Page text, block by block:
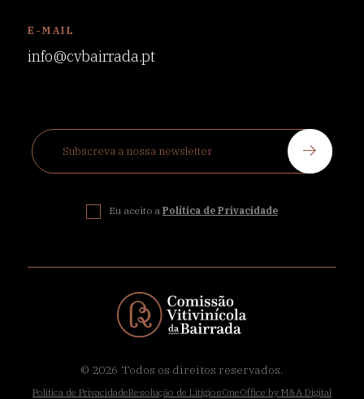
E-MAIL
info@cvbairrada.pt
Eu aceito a Política de Privacidade
© 2026 Todos os direitos reservados.
Política de PrivacidadeResolução de LitígiosOneOffice by M&A Digital